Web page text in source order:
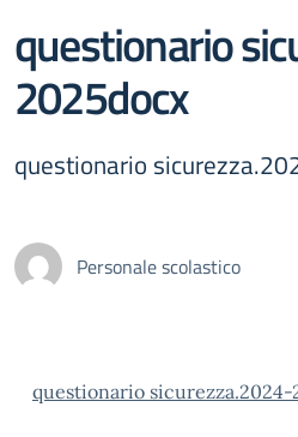
questionario
2025docx
questionario
Personale scolastico
questionario sicurezza.2024-